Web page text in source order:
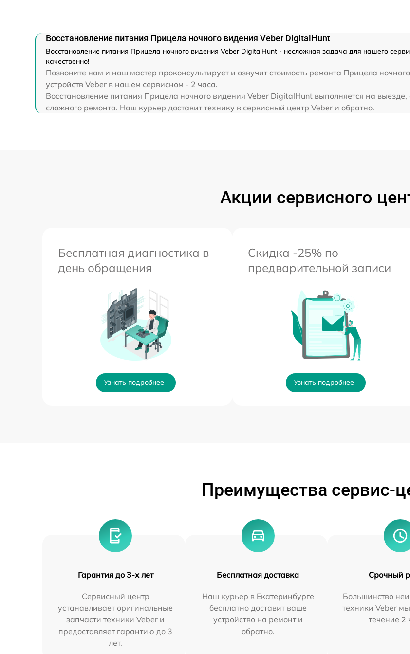
Восстановление питания Прицела ночного видения Veber DigitalHunt
Восстановление питания Прицела ночного видения Veber DigitalHunt - несложная задача для нашего
качественно!
Позвоните нам и наш мастер проконсультирует и озвучит стоимость ремонта Прицела
устройств Veber в нашем сервисном - 2 часа.
Восстановление питания Прицела ночного видения Veber DigitalHunt выполняется на выезде,
сложного ремонта. Наш курьер доставит технику в сервисный центр Veber и обратно.
Акции сервисного
Бесплатная диагностика в
день обращения
Узнать подробнее
Скидка -25% по
предварительной записи
Узнать подробнее
Преимущества сервис-
Гарантия до 3-х лет
Сервисный центр
устанавливает оригинальные
запчасти техники Veber и
предоставляет гарантию до 3
лет.
Бесплатная доставка
Наш курьер в Екатеринбурге
бесплатно доставит ваше
устройство на ремонт и
обратно.
Срочный
Большинство
техники Veber
течение 2